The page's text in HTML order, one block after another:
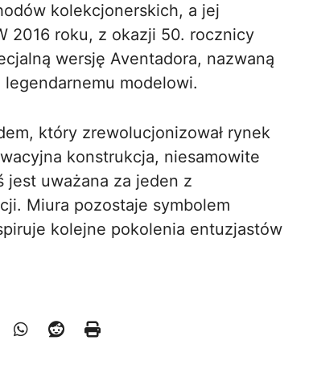
kolekcjonerskich, a jej
2016 roku, z okazji 50. rocznicy
wersję Aventadora, nazwaną
modelowi.
który zrewolucjonizował rynek
konstrukcja, niesamowite
jest uważana za jeden z
Miura pozostaje symbolem
kolejne pokolenia entuzjastów